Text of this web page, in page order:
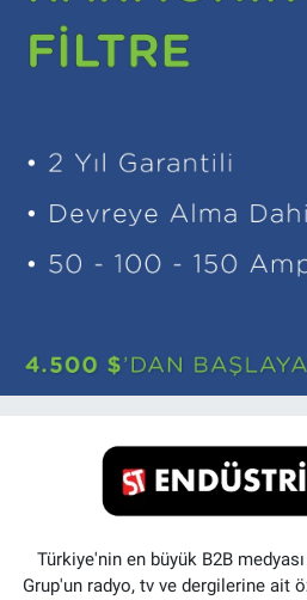
Türkiye'nin en büyük B2B
Grup'un radyo, tv ve dergilerine ait